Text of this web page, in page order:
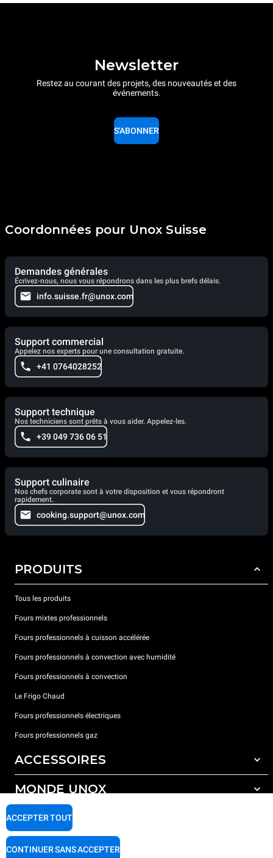
Newsletter
Restez au courant des projets, des nouveautés et des
événements.
S'ABONNER
Coordonnées pour Unox Suisse
Demandes générales
Écrivez-nous, nous vous répondrons dans les plus brefs délais.
info.suisse.fr@unox.com
Support commercial
Appelez nos experts pour une consultation gratuite.
+41 0764028252
Support technique
Nos techniciens sont prêts à vous aider. Appelez-les.
+39 049 736 06 51
Support culinaire
Nos chefs corporate sont à votre disposition et vous répondront
rapidement.
cooking.support@unox.com
PRODUITS
Tous les produits
Fours mixtes professionnels
Fours professionnels à cuisson accélérée
Fours professionnels à convection avec humidité
Fours professionnels à convection
Le Frigo Chaud
Fours professionnels électriques
Fours professionnels gaz
ACCESSOIRES
Tous les accessoires
Détergents pour lavage automatique
Détergents pour lavage manuel
Traitement de l'eau avec filtres à résine
MONDE UNOX
Nos bureaux dans le monde
SUPPORT
Garantie Unox
ACCEPTER TOUT
CONTINUER SANS ACCEPTER